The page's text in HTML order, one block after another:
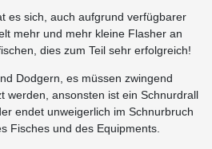
es sich, auch aufgrund verfügbarer
mehr und mehr kleine Flasher an
dies zum Teil sehr erfolgreich!
Dodgern, es müssen zwingend
werden, ansonsten ist ein Schnurdrall
endet unweigerlich im Schnurbruch
Fisches und des Equipments.